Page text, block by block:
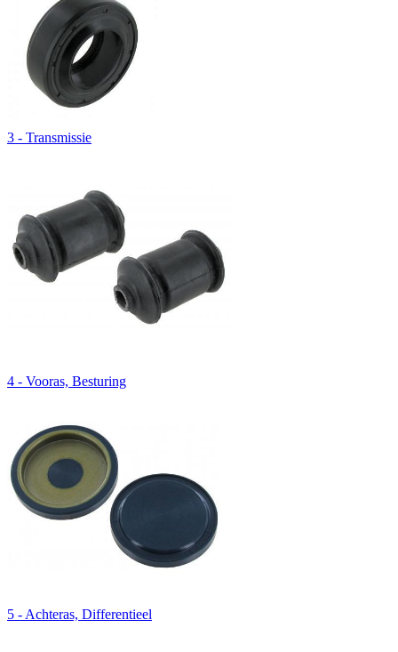
3 - Transmissie
4 - Vooras, Besturing
5 - Achteras, Differentieel